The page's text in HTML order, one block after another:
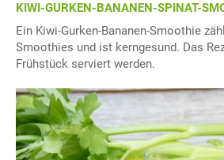
KIWI-GURKEN-BANANEN-SPINAT-
Ein Kiwi-Gurken-Bananen-Smoothie
Smoothies und ist kerngesund. Das
Frühstück serviert werden.